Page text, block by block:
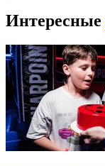
Интересные